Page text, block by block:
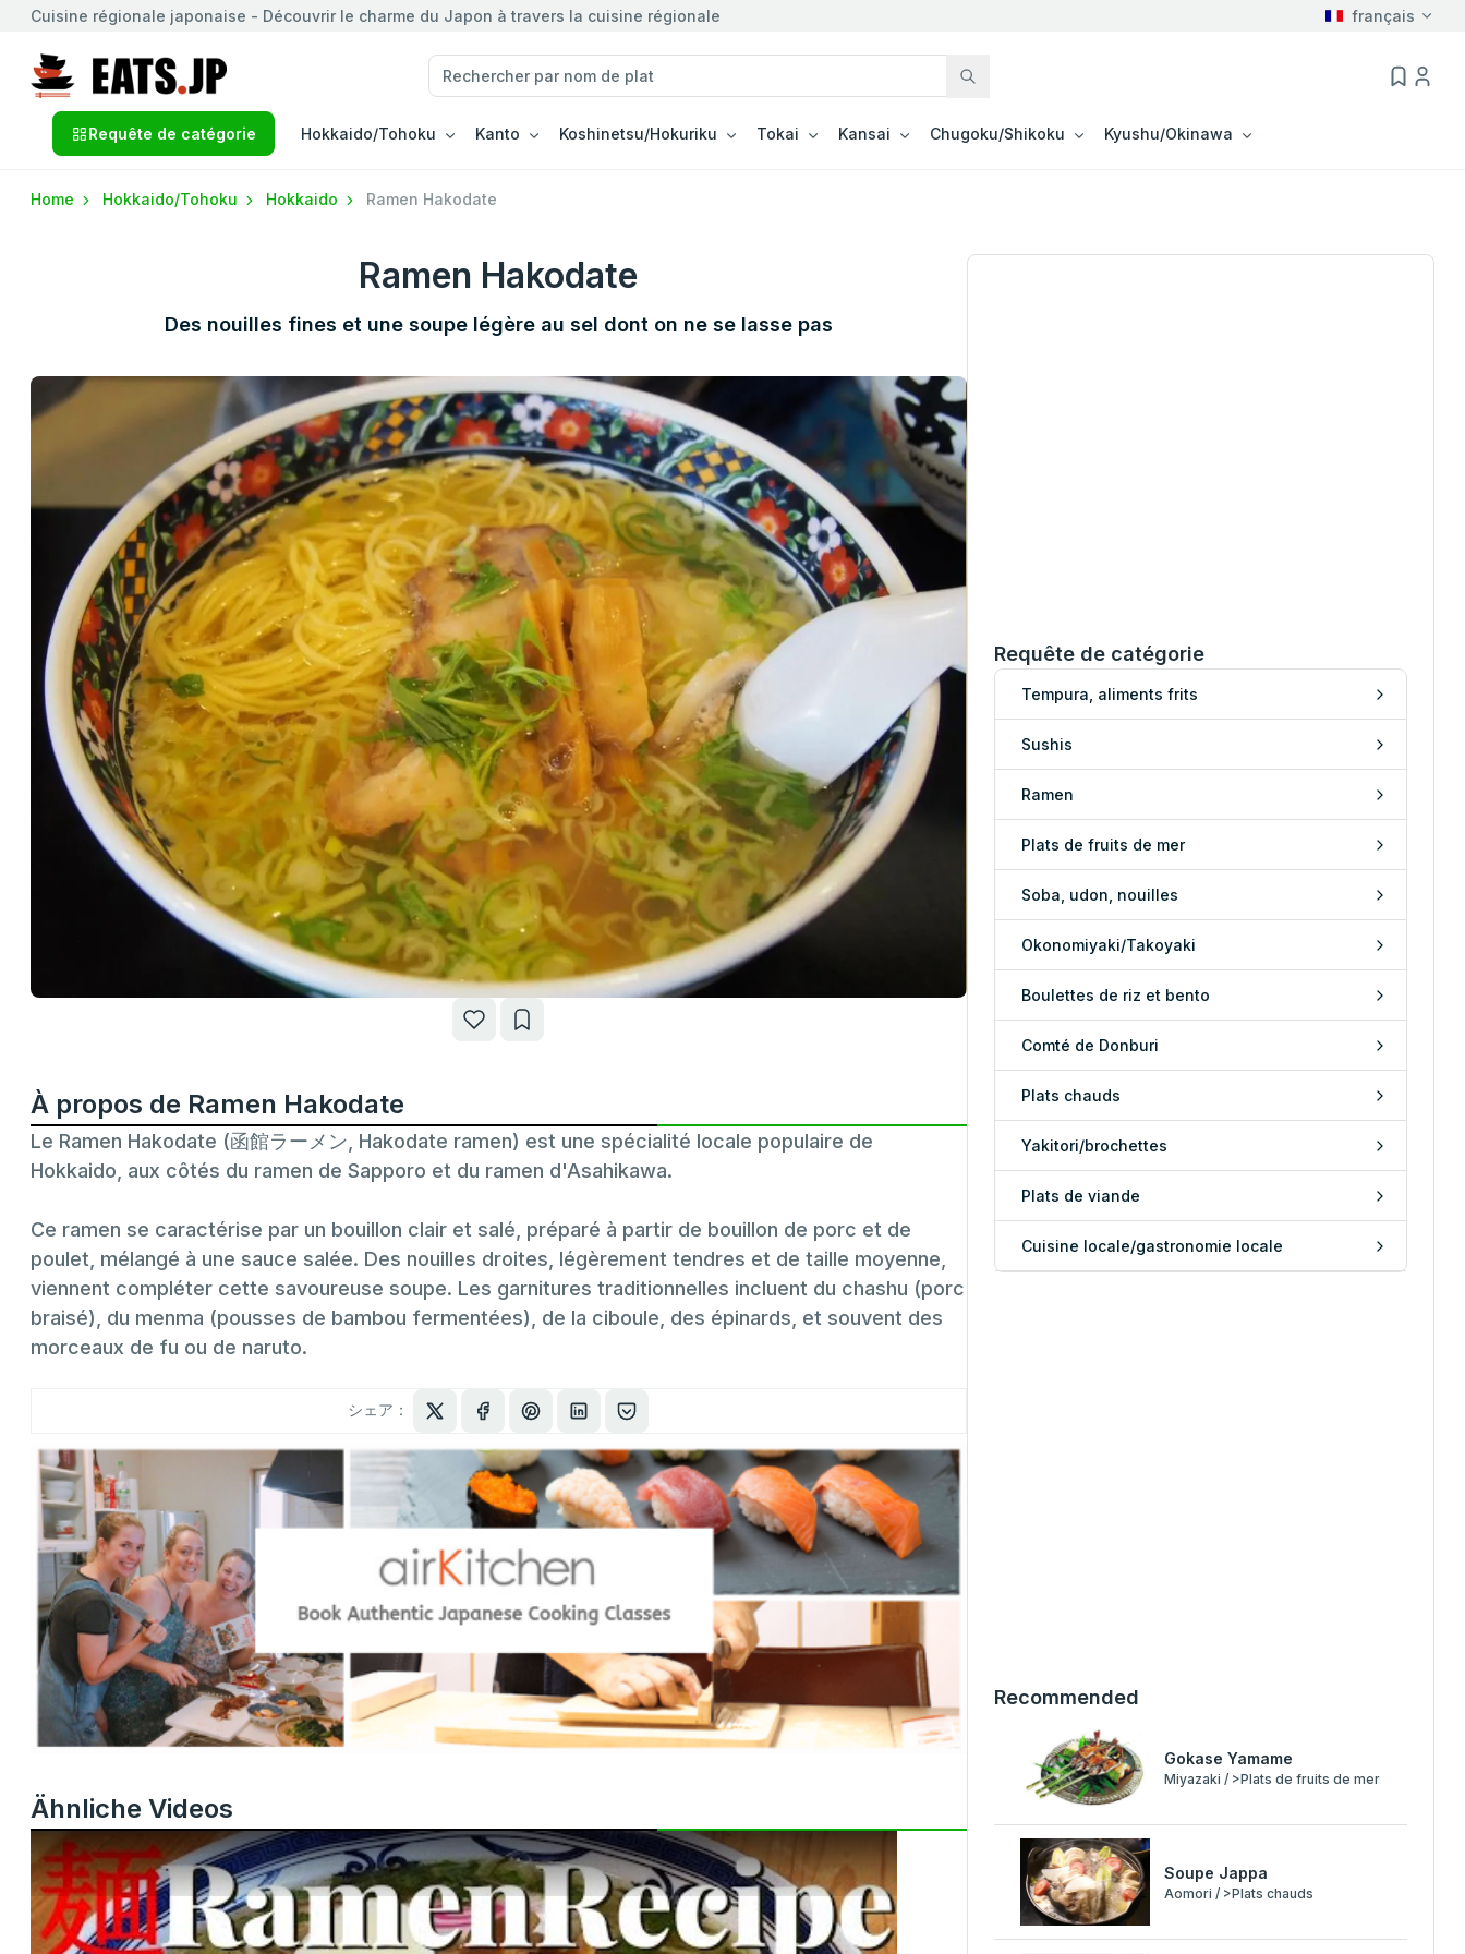
Cuisine régionale japonaise - Découvrir le charme du Japon à travers la cuisine régionale français
Requête de catégorie Hokkaido/Tohoku Kanto Koshinetsu/Hokuriku Tokai Kansai Chugoku/Shikoku Kyushu/Okinawa
Home Hokkaido/Tohoku Hokkaido Ramen Hakodate
Ramen Hakodate
Des nouilles fines et une soupe légère au sel dont on ne se lasse pas
À propos de Ramen Hakodate
Le Ramen Hakodate (函館ラーメン, Hakodate ramen) est une spécialité locale populaire de
Hokkaido, aux côtés du ramen de Sapporo et du ramen d'Asahikawa.
Ce ramen se caractérise par un bouillon clair et salé, préparé à partir de bouillon de porc et de
poulet, mélangé à une sauce salée. Des nouilles droites, légèrement tendres et de taille moyenne,
viennent compléter cette savoureuse soupe. Les garnitures traditionnelles incluent du chashu (porc
braisé), du menma (pousses de bambou fermentées), de la ciboule, des épinards, et souvent des
morceaux de fu ou de naruto.
シェア：
Ähnliche Videos
Requête de catégorie
Tempura, aliments frits
Sushis
Ramen
Plats de fruits de mer
Soba, udon, nouilles
Okonomiyaki/Takoyaki
Boulettes de riz et bento
Comté de Donburi
Plats chauds
Yakitori/brochettes
Plats de viande
Cuisine locale/gastronomie locale
Recommended
Gokase Yamame
Miyazaki / >Plats de fruits de mer
Soupe Jappa
Aomori / >Plats chauds